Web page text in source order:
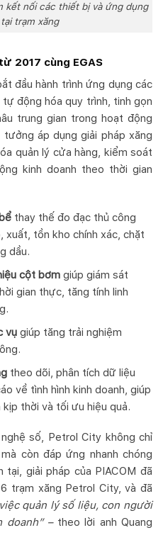
kết nối các thiết bị và ứng dụng
trạm xăng
2017 cùng EGAS
đầu hành trình ứng dụng các
động hóa quy trình, tinh gọn
trung gian trong hoạt động
áp dụng giải pháp xăng
quản lý cửa hàng, kiểm soát
kinh doanh theo thời gian
thay thế đo đạc thủ công
xuất, tồn kho chính xác, chặt
dầu.
cột bơm giúp giám sát
gian thực, tăng tính linh
vụ giúp tăng trải nghiệm
theo dõi, phân tích dữ liệu
về tình hình kinh doanh, giúp
thời và tối ưu hiệu quả.
số, Petrol City không chỉ
còn đáp ứng nhanh chóng
tại, giải pháp của PIACOM đã
trạm xăng Petrol City, và đã
quản lý số liệu, con người
doanh” – theo lời anh Quang